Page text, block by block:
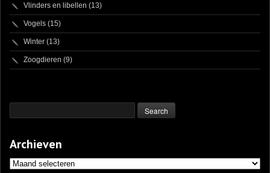
Vlinders en libellen (13)
Vogels (15)
Winter (13)
Zoogdieren (9)
Archieven
Archieven